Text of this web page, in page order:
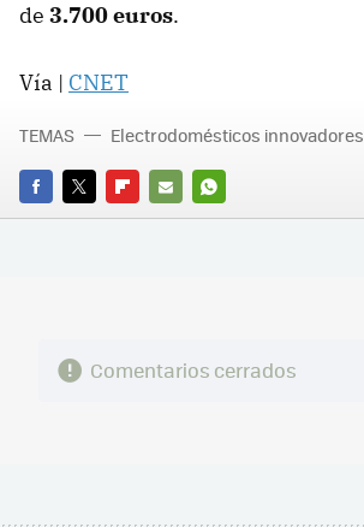
de 3.700 euros.
Vía | CNET
FACEBOOK
TWITTERFLIPBOARD
E-
WHATSAPP
TEMAS Electrodomésticos innovadores
Comentarios cerrados